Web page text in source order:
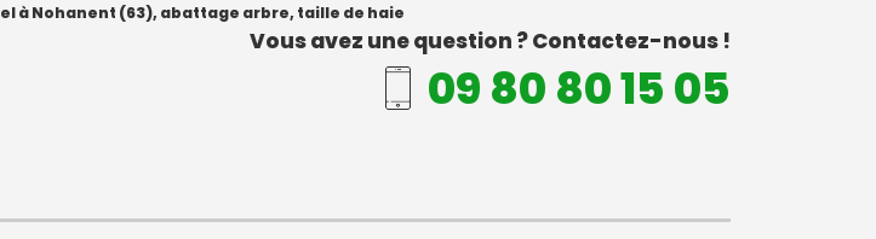
à Nohanent (63), abattage arbre, taille de haie
Vous avez une question ? Contactez-nous !
09 80 80 15 05